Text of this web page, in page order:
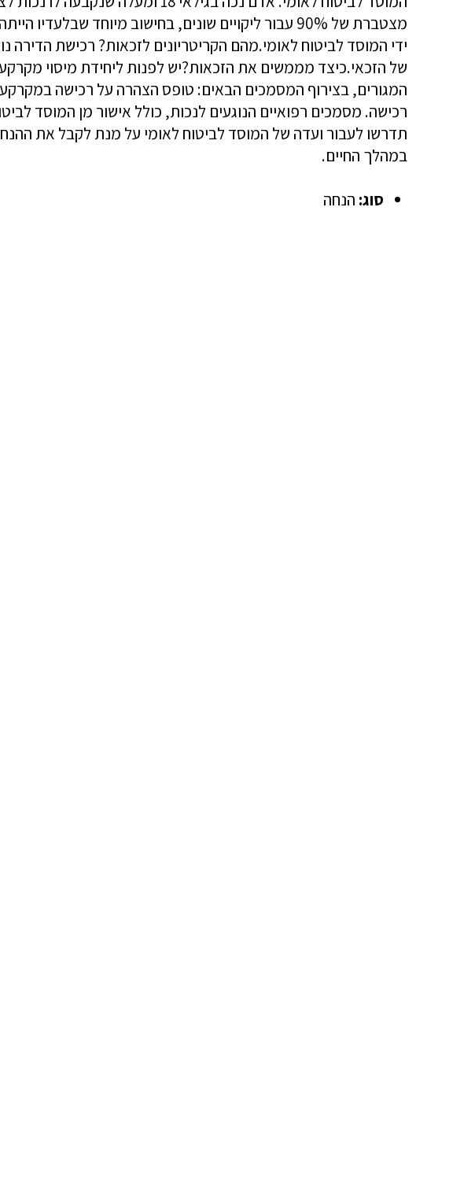
ידי המוסד לביטוח לאומי.מהם הקריטריונים לזכאות? רכישת הדירה
של הזכאי.כיצד מממשים את הזכאות?יש לפנות ליחידת מיסוי
המגורים, בצירוף המסמכים הבאים: טופס הצהרה על רכישה
רכישה. מסמכים רפואיים הנוגעים לנכות, כולל אישור מן המוסד
תדרשו לעבור ועדה של המוסד לביטוח לאומי על מנת לקבל את
במהלך החיים.
סוג: הנחה